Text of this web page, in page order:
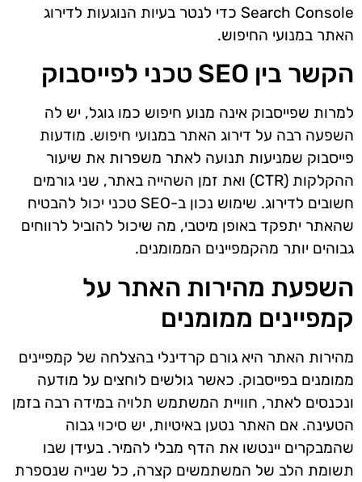
Search Console כדי לנטר בעיות הנוגעות לדירוג
האתר במנועי החיפוש.
הקשר בין SEO טכני לפייסבוק
למרות שפייסבוק אינה מנוע חיפוש כמו גוגל, יש לה
השפעה רבה על דירוג האתר במנועי חיפוש. מודעות
פייסבוק שמניעות תנועה לאתר משפרות את שיעור
ההקלקות (CTR) ואת זמן השהייה באתר, שני גורמים
חשובים לדירוג. שימוש נכון ב-SEO טכני יכול להבטיח
שהאתר יתפקד באופן מיטבי, מה שיכול להוביל לרווחים
גבוהים יותר מהקמפיינים הממומנים.
השפעת מהירות האתר על
קמפיינים ממומנים
מהירות האתר היא גורם קרדינלי בהצלחה של קמפיינים
ממומנים בפייסבוק. כאשר גולשים לוחצים על מודעה
ונכנסים לאתר, חוויית המשתמש תלויה במידה רבה בזמן
הטעינה. אם האתר נטען באיטיות, יש סיכוי גבוה
שהמבקרים יינטשו את הדף מבלי להמיר. בעידן שבו
תשומת הלב של המשתמשים קצרה, כל שנייה שנספרת